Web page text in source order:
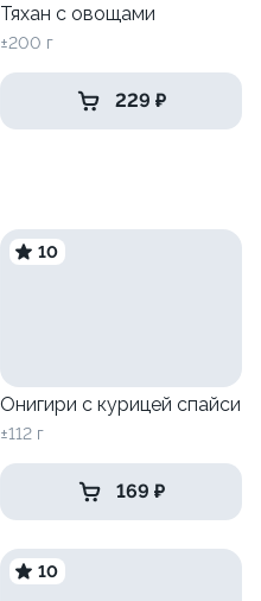
Тяхан с овощами
±200 г
229 ₽
10
Онигири с курицей спайси
±112 г
169 ₽
10